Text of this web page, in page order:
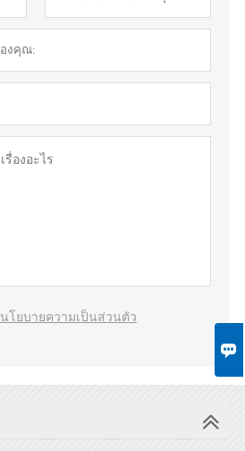

นโยบายความเป็นส่วนตัว